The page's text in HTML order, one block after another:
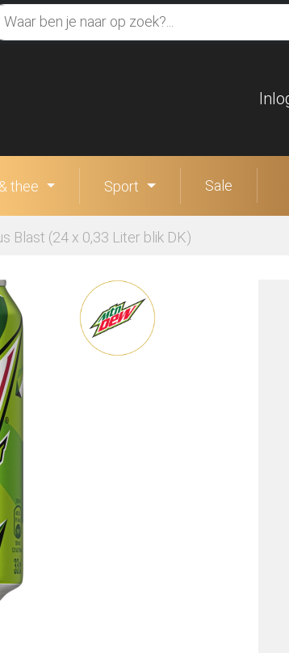
thee Sport Sale
Blast (24 x 0,33 Liter blik DK)